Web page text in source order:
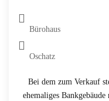
Bürohaus
Oschatz
Bei dem zum Verkauf
ehemaliges Bankgebäude